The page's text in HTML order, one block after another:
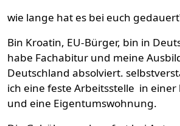
wie lange hat es bei euch
Bin Kroatin, EU-Bürger, bin in
habe Fachabitur und meine
Deutschland absolviert.
ich eine feste Arbeitsstelle in
und eine Eigentumswohnung.